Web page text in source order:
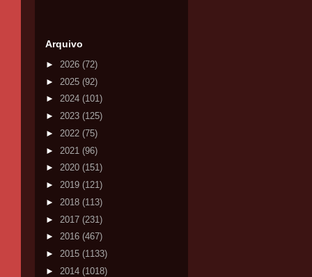
Arquivo
► 2026 (72)
► 2025 (92)
► 2024 (101)
► 2023 (125)
► 2022 (75)
► 2021 (96)
► 2020 (151)
► 2019 (121)
► 2018 (113)
► 2017 (231)
► 2016 (467)
► 2015 (1133)
► 2014 (1018)